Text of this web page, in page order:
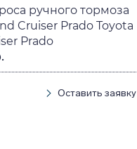
ручного тормоза
Cruiser Prado Toyota
Prado
Оставить заявку